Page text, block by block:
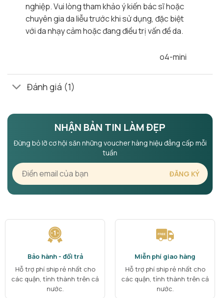
nghiệp. Vui lòng tham khảo ý kiến bác sĩ hoặc
chuyên gia da liễu trước khi sử dụng, đặc biệt
với da nhạy cảm hoặc đang điều trị vấn đề da.
o4-mini
Đánh giá (1)
NHẬN BẢN TIN LÀM ĐẸP
Đừng bỏ lỡ cơ hội săn những voucher hàng hiệu đẳng cấp mỗi
tuần
Bảo hành - đổi trả
Hỗ trợ phí ship rẻ nhất cho
các quận, tỉnh thành trên cả
nước.
Miễn phí giao hàng
Hỗ trợ phí ship rẻ nhất cho
các quận, tỉnh thành trên cả
nước.